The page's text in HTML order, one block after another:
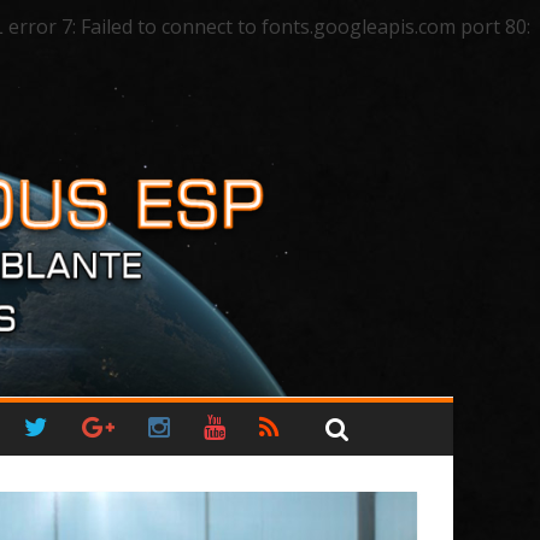
7: Failed to connect to fonts.googleapis.com port 80: